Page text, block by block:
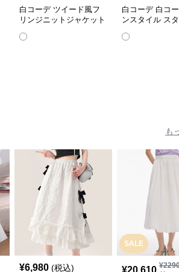
白コーデ ツイード風フ
リンジニットジャケット
白コーデ 白コ
ンスタイル ス
も
¥6,980 (税込)
SALE
¥20,610 ¥